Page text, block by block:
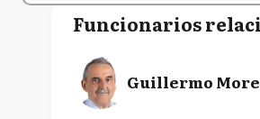
Funcionarios
Guillermo